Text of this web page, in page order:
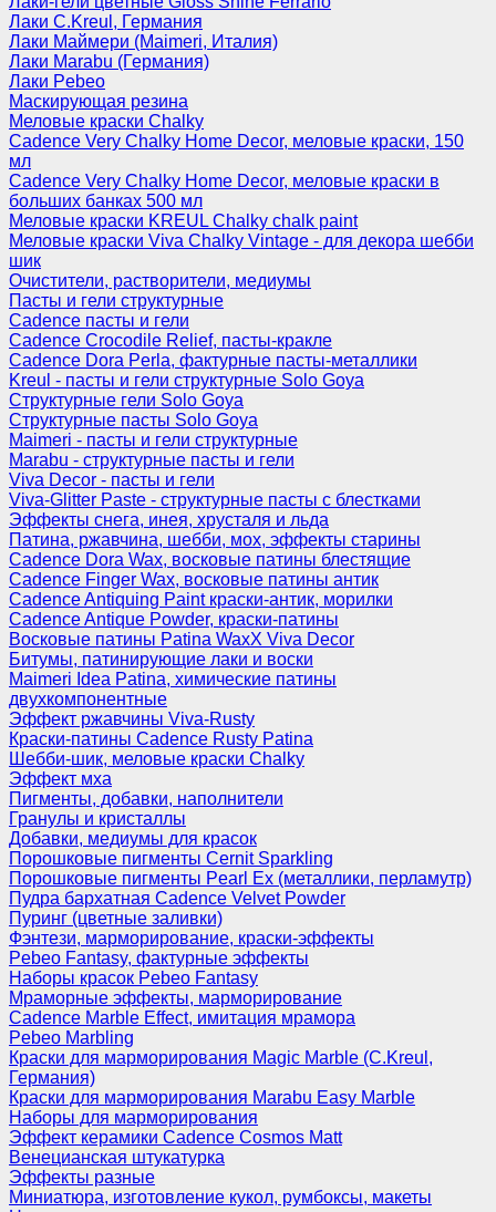
Лаки C.Kreul, Германия
Лаки Маймери (Maimeri, Италия)
Лаки Marabu (Германия)
Лаки Pebeo
Маскирующая резина
Меловые краски Chalky
Cadence Very Chalky Home Decor, меловые краски, 150
мл
Cadence Very Chalky Home Decor, меловые краски в
больших банках 500 мл
Меловые краски KREUL Chalky chalk paint
Меловые краски Viva Chalky Vintage - для декора шебби
шик
Очистители, растворители, медиумы
Пасты и гели структурные
Cadence пасты и гели
Cadence Crocodile Relief, пасты-кракле
Cadence Dora Perla, фактурные пасты-металлики
Kreul - пасты и гели структурные Solo Goya
Структурные гели Solo Goya
Структурные пасты Solo Goya
Maimeri - пасты и гели структурные
Marabu - структурные пасты и гели
Viva Decor - пасты и гели
Viva-Glitter Paste - структурные пасты с блестками
Эффекты снега, инея, хрусталя и льда
Патина, ржавчина, шебби, мох, эффекты старины
Cadence Dora Wax, восковые патины блестящие
Cadence Finger Wax, восковые патины антик
Сadence Antiquing Paint краски-антик, морилки
Cadence Antique Powder, краски-патины
Восковые патины Patina WaxX Viva Decor
Битумы, патинирующие лаки и воски
Maimeri Idea Patina, химические патины
двухкомпонентные
Эффект ржавчины Viva-Rusty
Краски-патины Cadence Rusty Patina
Шебби-шик, меловые краски Chalky
Эффект мха
Пигменты, добавки, наполнители
Гранулы и кристаллы
Добавки, медиумы для красок
Порошковые пигменты Cernit Sparkling
Порошковые пигменты Pearl Ex (металлики, перламутр)
Пудра бархатная Cadence Velvet Powder
Пуринг (цветные заливки)
Фэнтези, марморирование, краски-эффекты
Pebeo Fantasy, фактурные эффекты
Наборы красок Pebeo Fantasy
Мраморные эффекты, марморирование
Cadence Marble Effect, имитация мрамора
Pebeo Marbling
Краски для марморирования Magic Marble (C.Kreul,
Германия)
Краски для марморирования Marabu Easy Marble
Наборы для марморирования
Эффект керамики Cadence Cosmos Matt
Венецианская штукатурка
Эффекты разные
Миниатюра, изготовление кукол, румбоксы, макеты